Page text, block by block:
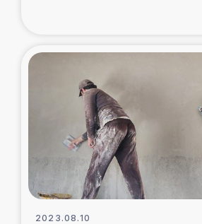
石巻市街地在宅被災
復興応援隊の活
仮設住宅生活支援・農業
漁業復興支援
2023.08.10